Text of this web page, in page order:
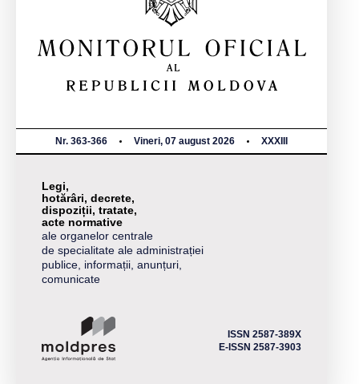
Nr. 363-366 Vineri, 07 august 2026 XXXIII
Legi,
hotărâri, decrete,
dispoziții, tratate,
acte normative
ale organelor centrale
de specialitate ale administrației
publice, informații, anunțuri,
comunicate
ISSN 2587-389X
E-ISSN 2587-3903